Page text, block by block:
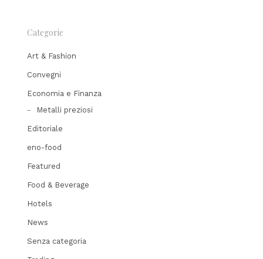
Categorie
Art & Fashion
Convegni
Economia e Finanza
Metalli preziosi
Editoriale
eno-food
Featured
Food & Beverage
Hotels
News
Senza categoria